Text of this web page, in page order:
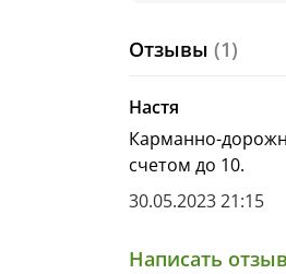
Отзывы (1)
Настя
Карманно-
счетом до 10.
30.05.2023 21:15
Написать отзыв